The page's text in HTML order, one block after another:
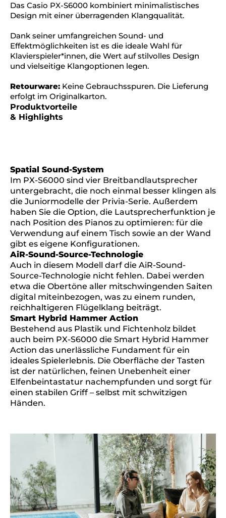
Das Casio PX-S6000 kombiniert minimalistisches
Design mit einer überragenden Klangqualität.
Dank seiner umfangreichen Sound- und
Effektmöglichkeiten ist es die ideale Wahl für
Klavierspieler*innen, die Wert auf stilvolles Design
und vielseitige Klangoptionen legen.
Retourware: Keine Gebrauchsspuren. Die Lieferung
erfolgt im Originalkarton.
Produktvorteile
& Highlights
Spatial Sound-System
Im PX-S6000 sind vier Breitbandlautsprecher
untergebracht, die noch einmal besser klingen als
die Juniormodelle der Privia-Serie. Außerdem
haben Sie die Option, die Lautsprecherfunktion je
nach Position des Pianos zu optimieren: für die
Verwendung auf einem Tisch sowie an der Wand
gibt es eigene Konfigurationen.
AiR-Sound-Source-Technologie
Auch in diesem Modell darf die AiR-Sound-
Source-Technologie nicht fehlen. Dabei werden
etwa die Obertöne aller mitschwingenden Saiten
digital miteinbezogen, was zu einem runden,
reichhaltigeren Flügelklang beiträgt.
Smart Hybrid Hammer Action
Bestehend aus Plastik und Fichtenholz bildet
auch beim PX-S6000 die Smart Hybrid Hammer
Action das unerlässliche Fundament für ein
ideales Spielerlebnis. Die Oberfläche der Tasten
ist der natürlichen, feinen Unebenheit einer
Elfenbeintastatur nachempfunden und sorgt für
einen stabilen Griff – selbst mit schwitzigen
Händen.